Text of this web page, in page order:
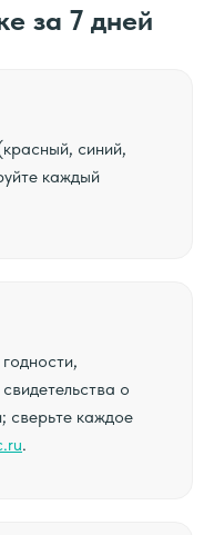
за 7 дней
синий,
каждый
о
сверьте каждое
.